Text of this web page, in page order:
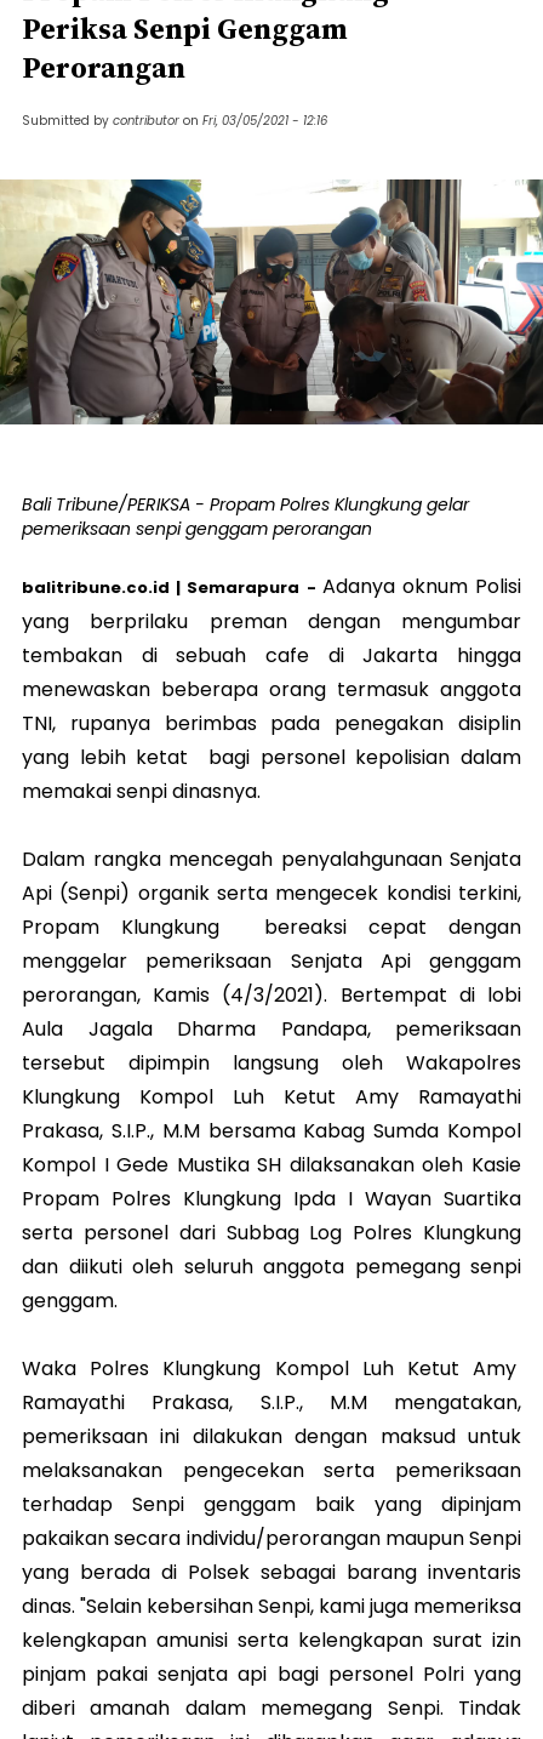
Periksa Senpi Genggam
Perorangan
Submitted by contributor on Fri, 03/05/2021 - 12:16
Bali Tribune/PERIKSA - Propam Polres Klungkung gelar
pemeriksaan senpi genggam perorangan
balitribune.co.id | Semarapura - Adanya oknum Polisi
yang berprilaku preman dengan mengumbar
tembakan di sebuah cafe di Jakarta hingga
menewaskan beberapa orang termasuk anggota
TNI, rupanya berimbas pada penegakan disiplin
yang lebih ketat bagi personel kepolisian dalam
memakai senpi dinasnya.
Dalam rangka mencegah penyalahgunaan Senjata
Api (Senpi) organik serta mengecek kondisi terkini,
Propam Klungkung bereaksi cepat dengan
menggelar pemeriksaan Senjata Api genggam
perorangan, Kamis (4/3/2021). Bertempat di lobi
Aula Jagala Dharma Pandapa, pemeriksaan
tersebut dipimpin langsung oleh Wakapolres
Klungkung Kompol Luh Ketut Amy Ramayathi
Prakasa, S.I.P., M.M bersama Kabag Sumda Kompol
Kompol I Gede Mustika SH dilaksanakan oleh Kasie
Propam Polres Klungkung Ipda I Wayan Suartika
serta personel dari Subbag Log Polres Klungkung
dan diikuti oleh seluruh anggota pemegang senpi
genggam.
Waka Polres Klungkung Kompol Luh Ketut Amy
Ramayathi Prakasa, S.I.P., M.M mengatakan,
pemeriksaan ini dilakukan dengan maksud untuk
melaksanakan pengecekan serta pemeriksaan
terhadap Senpi genggam baik yang dipinjam
pakaikan secara individu/perorangan maupun Senpi
yang berada di Polsek sebagai barang inventaris
dinas. "Selain kebersihan Senpi, kami juga memeriksa
kelengkapan amunisi serta kelengkapan surat izin
pinjam pakai senjata api bagi personel Polri yang
diberi amanah dalam memegang Senpi. Tindak